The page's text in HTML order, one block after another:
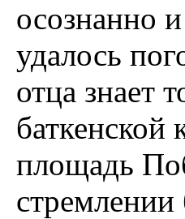
осознанно
удалось
отца знает
площадь
стремлении